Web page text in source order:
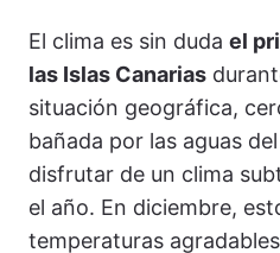
El clima es sin duda el
las Islas Canarias
situación geográfica,
bañada por las aguas
disfrutar de un clima
el año. En diciembre,
temperaturas